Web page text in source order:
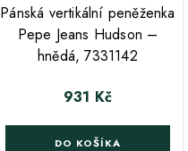
Pánská vertikální peněženka
Pepe Jeans Hudson –
hnědá, 7331142
Cena
931 Kč
DO KOŠÍKA